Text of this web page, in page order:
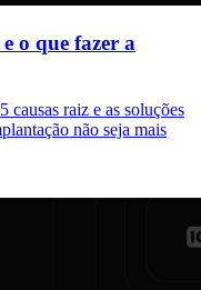
o que fazer a
causas raiz e as soluções
não seja mais